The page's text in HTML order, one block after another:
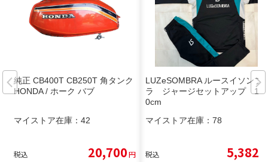
純正 CB400T CB250T 角タンク
HONDA / ホーク バブ
マイストア在庫： 42
税込 20,700円
LUZeSOMBRA ルースイソンブ
ラ ジャージセットアップ 14
0cm
マイストア在庫： 78
税込 5,382